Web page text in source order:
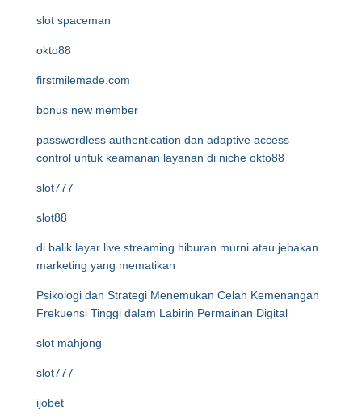
slot spaceman
okto88
firstmilemade.com
bonus new member
passwordless authentication dan adaptive access
control untuk keamanan layanan di niche okto88
slot777
slot88
di balik layar live streaming hiburan murni atau jebakan
marketing yang mematikan
Psikologi dan Strategi Menemukan Celah Kemenangan
Frekuensi Tinggi dalam Labirin Permainan Digital
slot mahjong
slot777
ijobet